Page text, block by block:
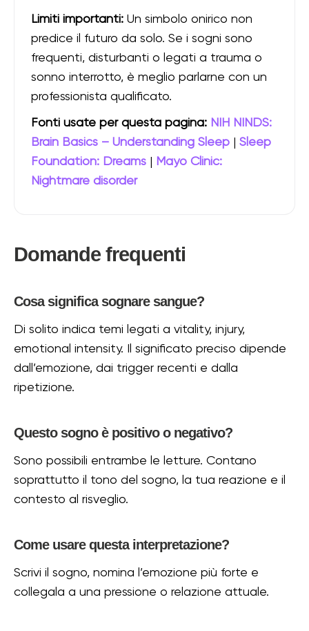
Limiti importanti: Un simbolo onirico non
predice il futuro da solo. Se i sogni sono
frequenti, disturbanti o legati a trauma o
sonno interrotto, è meglio parlarne con un
professionista qualificato.
Fonti usate per questa pagina: NIH NINDS:
Brain Basics – Understanding Sleep
Sleep
Foundation: Dreams
Mayo Clinic:
Nightmare disorder
Domande frequenti
Cosa significa sognare sangue?
Di solito indica temi legati a vitality, injury,
emotional intensity. Il significato preciso dipende
dall’emozione, dai trigger recenti e dalla
ripetizione.
Questo sogno è positivo o negativo?
Sono possibili entrambe le letture. Contano
soprattutto il tono del sogno, la tua reazione e il
contesto al risveglio.
Come usare questa interpretazione?
Scrivi il sogno, nomina l’emozione più forte e
collegala a una pressione o relazione attuale.